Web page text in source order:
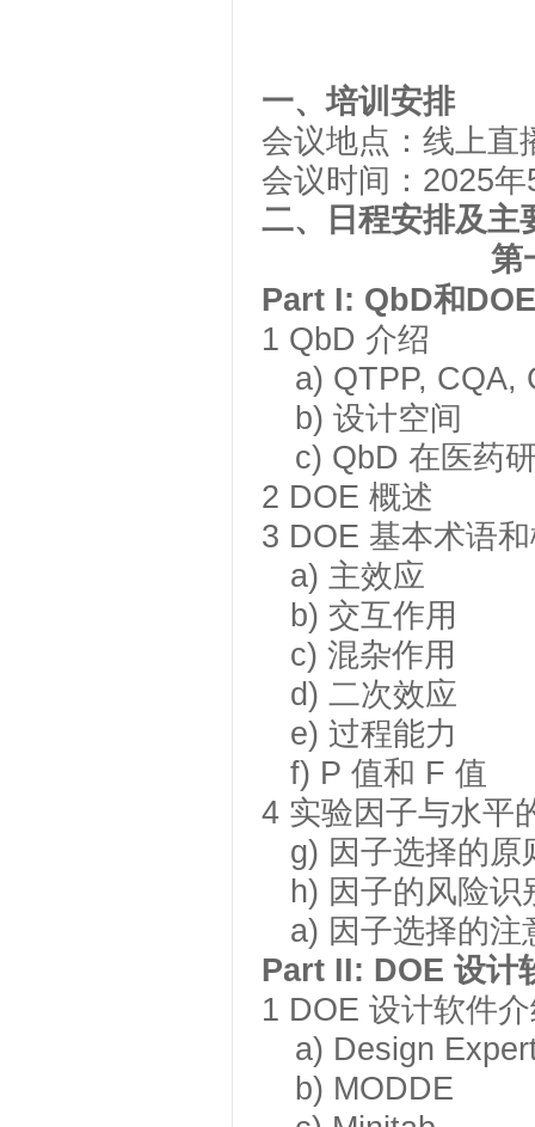
一、培训安排
会议地点：线上直
会议时间： 2025
二、日程安排及主
第
Part I: QbD和
1 QbD 介绍
a) QTPP, CQA,
b)设计空间
c) QbD 在医药
2 DOE 概述
3 DOE 基本术语
a) 主效应
b) 交互作用
c) 混杂作用
d) 二次效应
e) 过程能力
f) P 值和 F 值
4 实验因子与水平
g) 因子选择的原
h) 因子的风险识
a) 因子选择的
Part II: DOE 设计
1 DOE 设计软件
a) Design
b) MODDE